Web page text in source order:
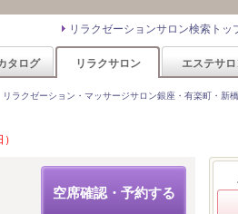
リラクゼーションサロン検索トッ
タログ リラクサロン エステサロ
リラクゼーション・マッサージサロン銀座・有楽町・新
空席確認・予約する